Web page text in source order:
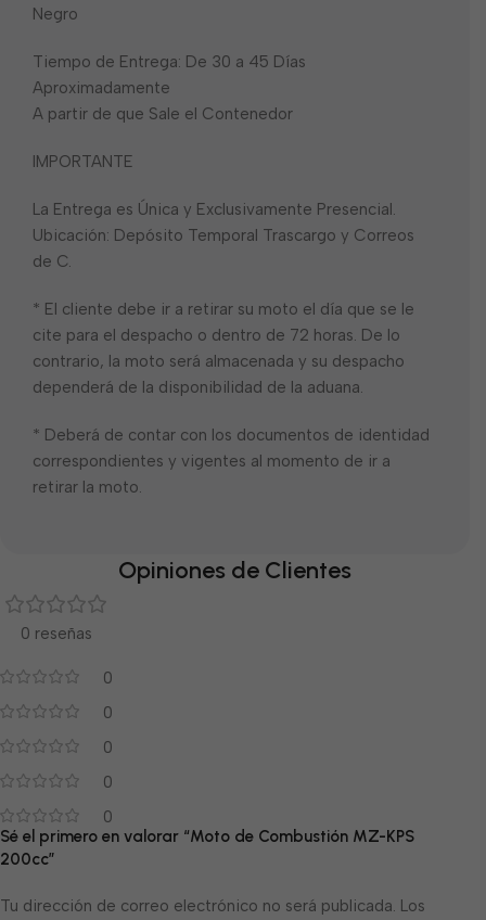
Negro
Tiempo de Entrega: De 30 a 45 Días
Aproximadamente
A partir de que Sale el Contenedor
IMPORTANTE
La Entrega es Única y Exclusivamente Presencial.
Ubicación: Depósito Temporal Trascargo y Correos
de C.
* El cliente debe ir a retirar su moto el día que se le
cite para el despacho o dentro de 72 horas. De lo
contrario, la moto será almacenada y su despacho
dependerá de la disponibilidad de la aduana.
* Deberá de contar con los documentos de identidad
correspondientes y vigentes al momento de ir a
retirar la moto.
Opiniones de Clientes
0 reseñas
0
0
0
0
0
Sé el primero en valorar “Moto de Combustión MZ-KPS
200cc”
Tu dirección de correo electrónico no será publicada. Los